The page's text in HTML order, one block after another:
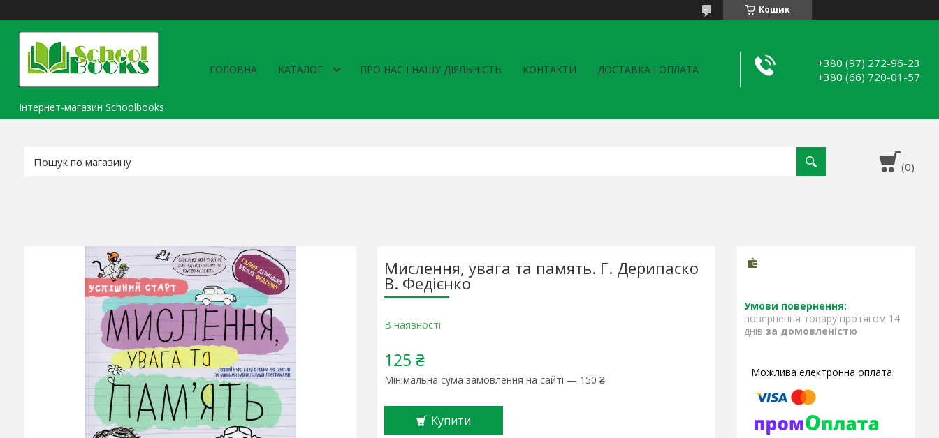
Кошик
Інтернет-магазин Schoolbooks
ГОЛОВНА КАТАЛОГ ПРО НАС І НАШУ ДІЯЛЬНІСТЬ КОНТАКТИ ДОСТАВКА І ОПЛАТА
+380 (97) 272-96-23
+380 (66) 720-01-57
Мислення, увага та память. Г. Дерипаско
В. Федієнко
В наявності
125 ₴
Мінімальна сума замовлення на сайті — 150 ₴
Купити
повернення товару протягом 14
днів за домовленістю